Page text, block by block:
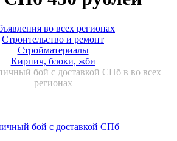
во всех регионах
Строительство и ремонт
Стройматериалы
Кирпич, блоки, жби
бой с доставкой СПб в во всех
регионах